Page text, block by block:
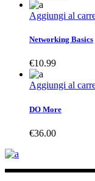
Aggiungi al
Networking Basics
€10.99
Aggiungi al
DO More
€36.00